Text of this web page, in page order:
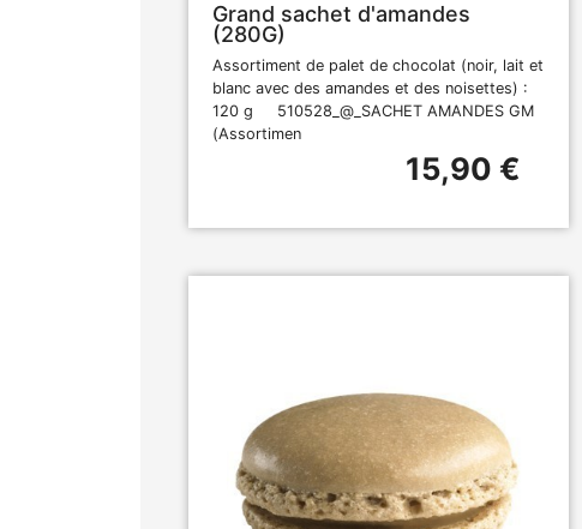
Grand sachet d'amandes
(280G)
Assortiment de palet de chocolat (noir, lait et
blanc avec des amandes et des noisettes) :
120 g 510528_@_SACHET AMANDES GM
(Assortimen
15,90 €